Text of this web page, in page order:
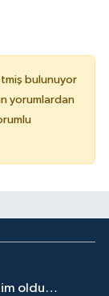
bulunuyor
yorumlardan
oldu…